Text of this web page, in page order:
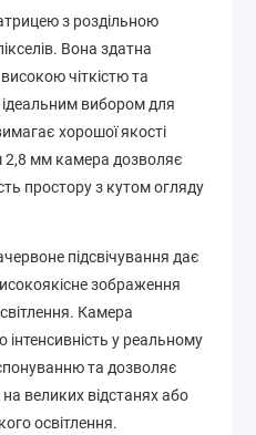
з роздільною
Вона здатна
чіткістю та
ідеальним вибором для
хорошої якості
2,8 мм камера дозволяє
простору з кутом огляду
підсвічування дає
зображення
Камера
у реальному
та дозволяє
великих відстанях або
освітлення.